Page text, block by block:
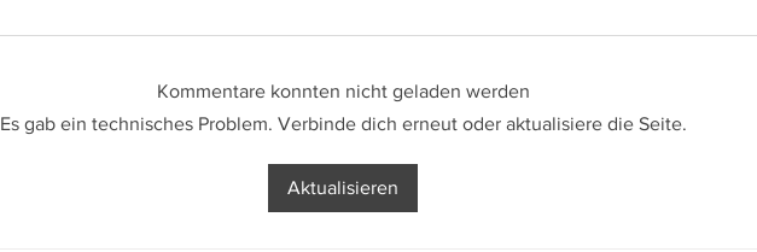
Generalversammlung des
Heimatschutzverein
Kommentare konnten nicht geladen werden
Es gab ein technisches Problem. Verbinde dich erneut oder aktualisiere die Seite.
Aktualisieren